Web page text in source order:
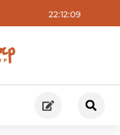
22:12:10